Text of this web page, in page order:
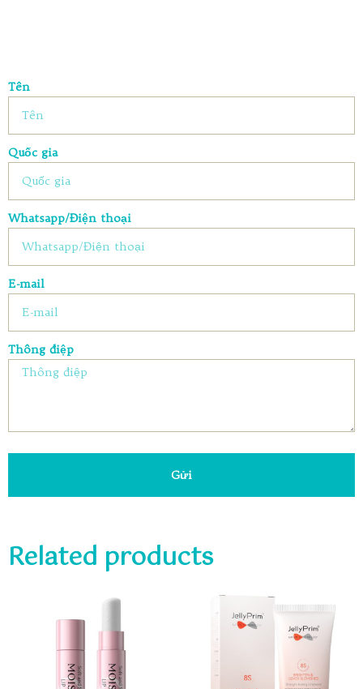
Tên
Quốc gia
Whatsapp/Điện thoại
E-mail
Thông điệp
Gửi
Related products